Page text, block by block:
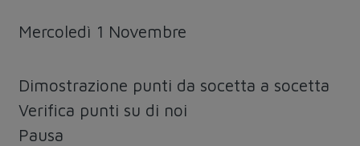
Mercoledì 1 Novembre
Dimostrazione punti da socetta a socetta
Verifica punti su di noi
Pausa